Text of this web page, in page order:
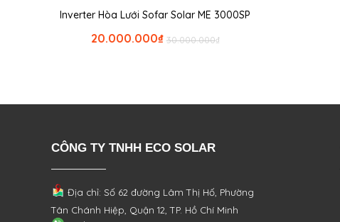
Inverter Hòa Lưới Sofar Solar ME 3000SP
₫
30.000.000
₫
20.000.000
CÔNG TY TNHH ECO SOLAR
Địa chỉ: Số 62 đường Lâm Thị Hố, Phường
Tân Chánh Hiệp, Quận 12, TP. Hồ Chí Minh